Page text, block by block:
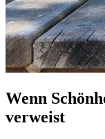
Wenn
verweist